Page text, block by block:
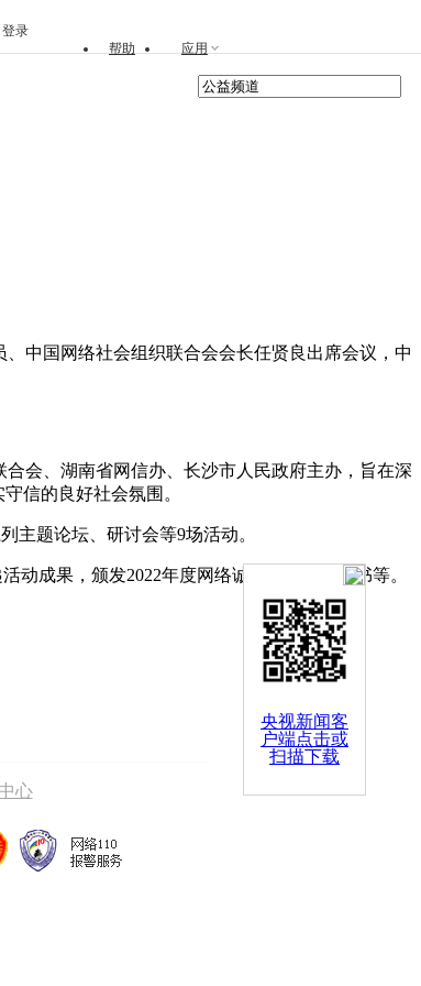
央视新闻客
户端点击或
扫描下载
帮助 应用
登录
中国网络社会组织联合会会长任贤良出席会议，中
会、湖南省网信办、长沙市人民政府主办，旨在深
信的良好社会氛围。
主题论坛、研讨会等9场活动。
动成果，颁发2022年度网络诚信宣传大使聘书等。
心